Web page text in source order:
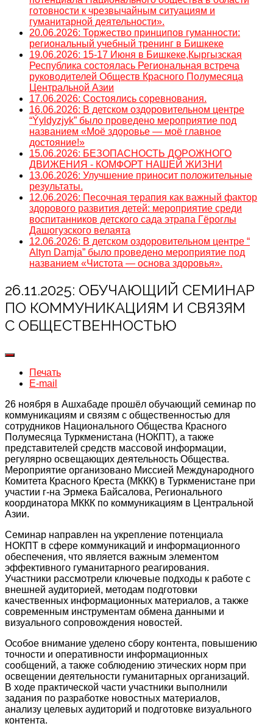
готовности к чрезвычайным ситуациям и
гуманитарной деятельности».
20.06.2026: Торжество принципов гуманности:
региональный учебный тренинг в Бишкеке
19.06.2026: 15-17 Июня в Бишкеке,Кыргызская
Республика состоялась Региональная встреча
руководителей Обществ Красного Полумесяца
Центральной Азии
17.06.2026: Состоялись соревнования.
16.06.2026: В детском оздоровительном центре
“Ýyldyzjyk” было проведено мероприятие под
названием «Моё здоровье — моё главное
достояние!»
15.06.2026: БЕЗОПАСНОСТЬ ДОРОЖНОГО
ДВИЖЕНИЯ - КОМФОРТ НАШЕЙ ЖИЗНИ
13.06.2026: Улучшение приносит положительные
результаты.
12.06.2026: Песочная терапия как важный фактор
здорового развития детей: мероприятие среди
воспитанников детского сада этрапа Гёроглы
Дашогузского велаята
12.06.2026: В детском оздоровительном центре “
Altyn Damja” было проведено мероприятие под
названием «Чистота — основа здоровья».
26.11.2025: ОБУЧАЮЩИЙ СЕМИНАР
ПО КОММУНИКАЦИЯМ И СВЯЗЯМ
С ОБЩЕСТВЕННОСТЬЮ
Печать
E-mail
26 ноября в Ашхабаде прошёл обучающий семинар по
коммуникациям и связям с общественностью для
сотрудников Национального Общества Красного
Полумесяца Туркменистана (НОКПТ), а также
представителей средств массовой информации,
регулярно освещающих деятельность Общества.
Мероприятие организовано Миссией Международного
Комитета Красного Креста (МККК) в Туркменистане при
участии г-на Эрмека Байсалова, Регионального
координатора МККК по коммуникациям в Центральной
Азии.
Семинар направлен на укрепление потенциала
НОКПТ в сфере коммуникаций и информационного
обеспечения, что является важным элементом
эффективного гуманитарного реагирования.
Участники рассмотрели ключевые подходы к работе с
внешней аудиторией, методам подготовки
качественных информационных материалов, а также
современным инструментам обмена данными и
визуального сопровождения новостей.
Особое внимание уделено сбору контента, повышению
точности и оперативности информационных
сообщений, а также соблюдению этических норм при
освещении деятельности гуманитарных организаций.
В ходе практической части участники выполнили
задания по разработке новостных материалов,
анализу целевых аудиторий и подготовке визуального
контента.